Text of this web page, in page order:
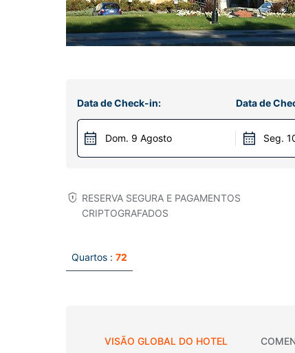
Data de Check-in:
Dom. 9 Agosto
Data de
Seg.
RESERVA SEGURA E PAGAMENTOS
CRIPTOGRAFADOS
Quartos : 72
VISÃO GLOBAL DO HOTEL